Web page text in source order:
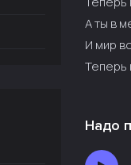
А ты в
И мир
Теперь
Надо